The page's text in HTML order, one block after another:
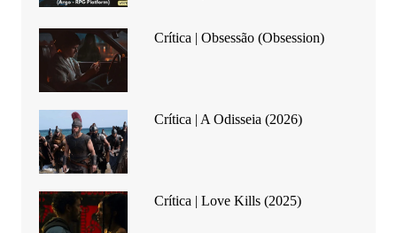
Crítica | Obsessão (Obsession)
Crítica | A Odisseia (2026)
Crítica | Love Kills (2025)